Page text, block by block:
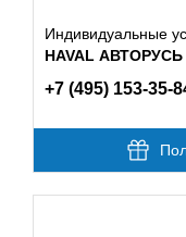
Индивидуальные
HAVAL
+7 (495) 153-35-